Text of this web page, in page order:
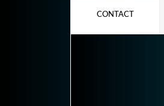
CONTACT